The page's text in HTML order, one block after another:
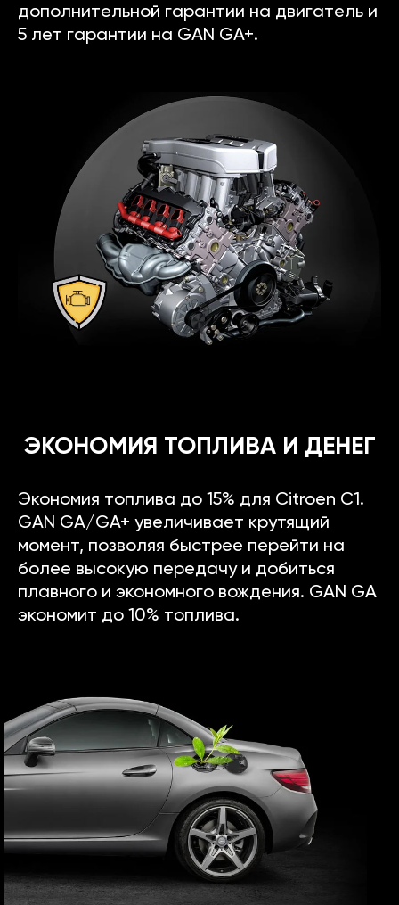
дополнительной гарантии на двигатель и
5 лет гарантии на GAN GA+.
ЭКОНОМИЯ ТОПЛИВА И ДЕНЕГ
Экономия топлива до 15% для Citroen C1.
GAN GA/GA+ увеличивает крутящий
момент, позволяя быстрее перейти на
более высокую передачу и добиться
плавного и экономного вождения. GAN GA
экономит до 10% топлива.